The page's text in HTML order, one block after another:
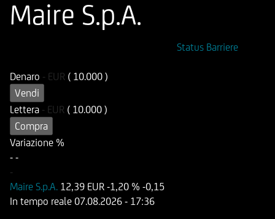
Maire S.p.A.
Status Barriere
Denaro - EUR ( 10.000 )
Vendi
Lettera - EUR ( 10.000 )
Compra
Variazione %
- -
-
Maire S.p.A. 12,39 EUR -1,20 % -0,15
In tempo reale 07.08.2026 - 17:36